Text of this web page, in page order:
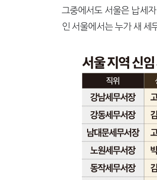
그중에서도 서울은 납세
인 서울에서는 누가 새 세